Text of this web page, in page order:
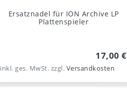
Ersatznadel für ION Archive LP
Plattenspieler
17,00 €
inkl. ges. MwSt. zzgl. Versandkosten